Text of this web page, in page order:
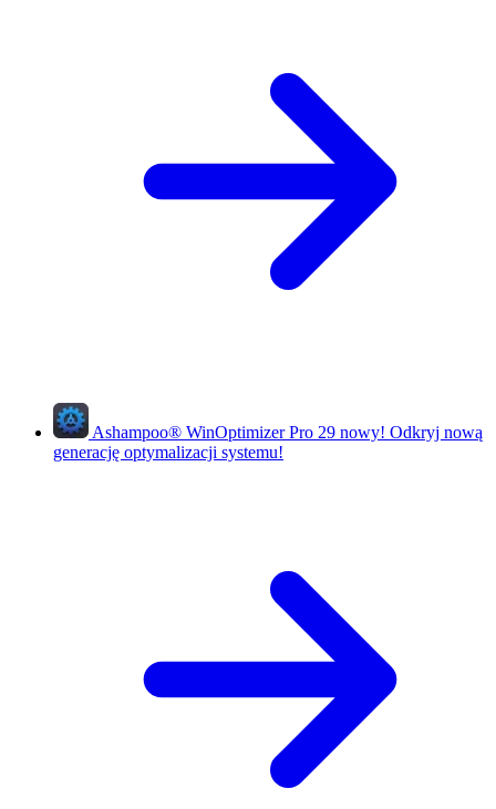
Ashampoo® WinOptimizer Pro 29 nowy! Odkryj nową
generację optymalizacji systemu!